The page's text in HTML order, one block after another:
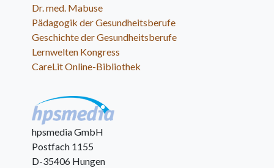
Dr. med. Mabuse
Pädagogik der Gesundheitsberufe
Geschichte der Gesundheitsberufe
Lernwelten Kongress
CareLit Online-Bibliothek
hpsmedia GmbH
Postfach 1155
D-35406 Hungen